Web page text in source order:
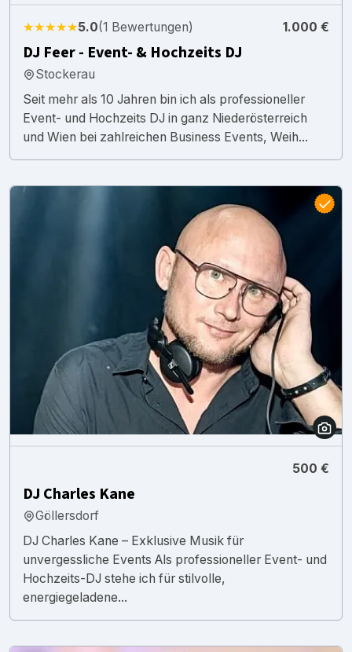
★★★★★5.0(1 Bewertungen) 1.000 €
DJ Feer - Event- & Hochzeits DJ
Stockerau
Seit mehr als 10 Jahren bin ich als professioneller
Event- und Hochzeits DJ in ganz Niederösterreich
und Wien bei zahlreichen Business Events, Weih...
500 €
DJ Charles Kane
Göllersdorf
DJ Charles Kane – Exklusive Musik für
unvergessliche Events Als professioneller Event- und
Hochzeits-DJ stehe ich für stilvolle,
energiegeladene...